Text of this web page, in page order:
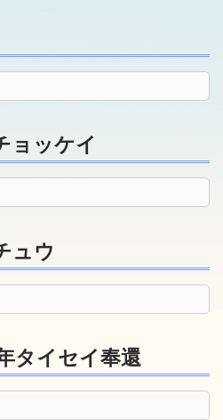
ョッケイ
ュウ
タイセイ奉還